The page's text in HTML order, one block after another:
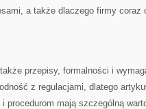
a także dlaczego firmy coraz
przepisy, formalności i
z regulacjami, dlatego
procedurom mają szczególną